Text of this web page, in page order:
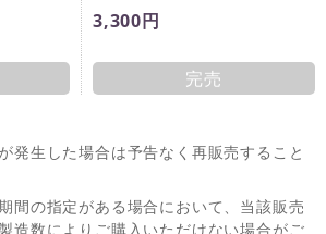
3,300円
完売
発生した場合は予告なく再販売すること
間の指定がある場合において、当該販売
造数によりご購入いただけない場合がご